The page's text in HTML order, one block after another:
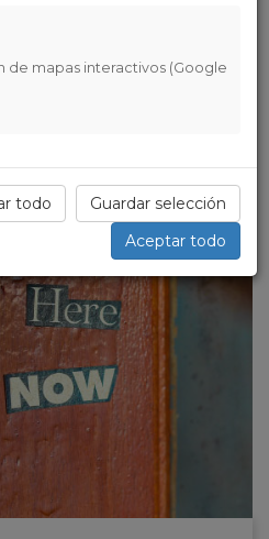
de mapas interactivos (Google
todo
Guardar selección
Aceptar todo